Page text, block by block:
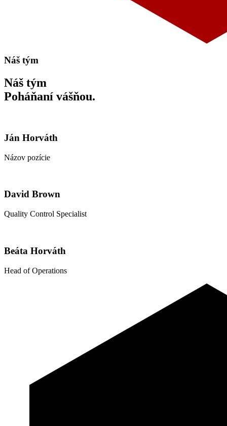
Náš tým
Náš tým
Poháňaní vášňou.
Ján Horváth
Názov pozície
David Brown
Quality Control Specialist
Beáta Horváth
Head of Operations